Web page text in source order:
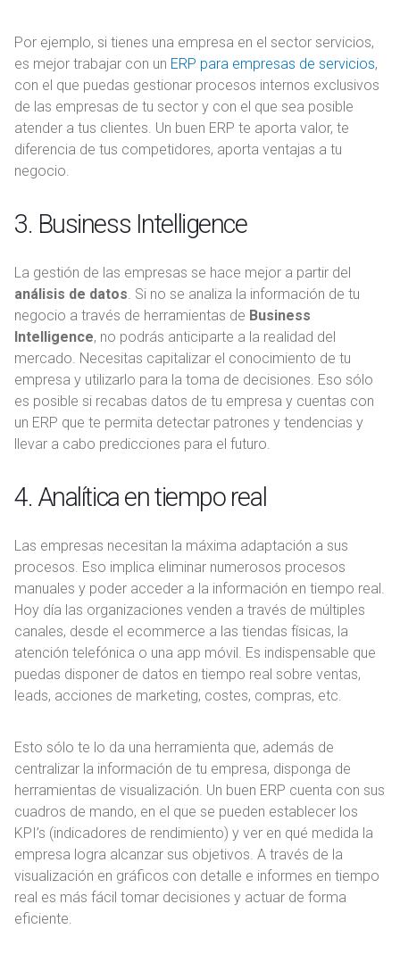
Por ejemplo, si tienes una empresa en el sector servicios,
es mejor trabajar con un ERP para empresas de servicios,
con el que puedas gestionar procesos internos exclusivos
de las empresas de tu sector y con el que sea posible
atender a tus clientes. Un buen ERP te aporta valor, te
diferencia de tus competidores, aporta ventajas a tu
negocio.
3. Business Intelligence
La gestión de las empresas se hace mejor a partir del
análisis de datos . Si no se analiza la información de tu
negocio a través de herramientas de Business
Intelligence, no podrás anticiparte a la realidad del
mercado. Necesitas capitalizar el conocimiento de tu
empresa y utilizarlo para la toma de decisiones. Eso sólo
es posible si recabas datos de tu empresa y cuentas con
un ERP que te permita detectar patrones y tendencias y
llevar a cabo predicciones para el futuro.
4. Analítica en tiempo real
Las empresas necesitan la máxima adaptación a sus
procesos. Eso implica eliminar numerosos procesos
manuales y poder acceder a la información en tiempo real.
Hoy día las organizaciones venden a través de múltiples
canales, desde el ecommerce a las tiendas físicas, la
atención telefónica o una app móvil. Es indispensable que
puedas disponer de datos en tiempo real sobre ventas,
leads, acciones de marketing, costes, compras, etc.
Esto sólo te lo da una herramienta que, además de
centralizar la información de tu empresa, disponga de
herramientas de visualización. Un buen ERP cuenta con sus
cuadros de mando, en el que se pueden establecer los
KPI’s (indicadores de rendimiento) y ver en qué medida la
empresa logra alcanzar sus objetivos. A través de la
visualización en gráficos con detalle e informes en tiempo
real es más fácil tomar decisiones y actuar de forma
eficiente.